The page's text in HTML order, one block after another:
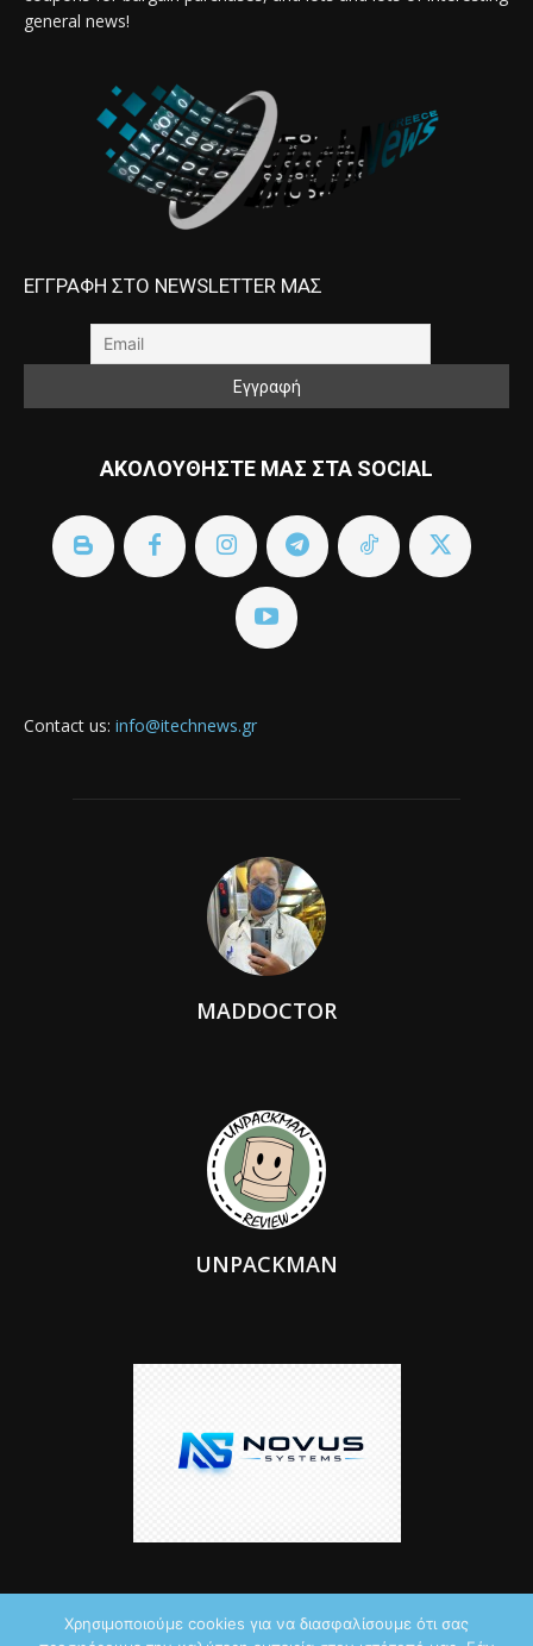
general news!
ΕΓΓΡΑΦΗ ΣΤΟ NEWSLETTER ΜΑΣ
ΑΚΟΛΟΥΘΗΣΤΕ ΜΑΣ ΣΤΑ SOCIAL
Contact us: info@itechnews.gr
MADDOCTOR
UNPACKMAN
Χρησιμοποιούμε cookies για να διασφαλίσουμε ότι σας